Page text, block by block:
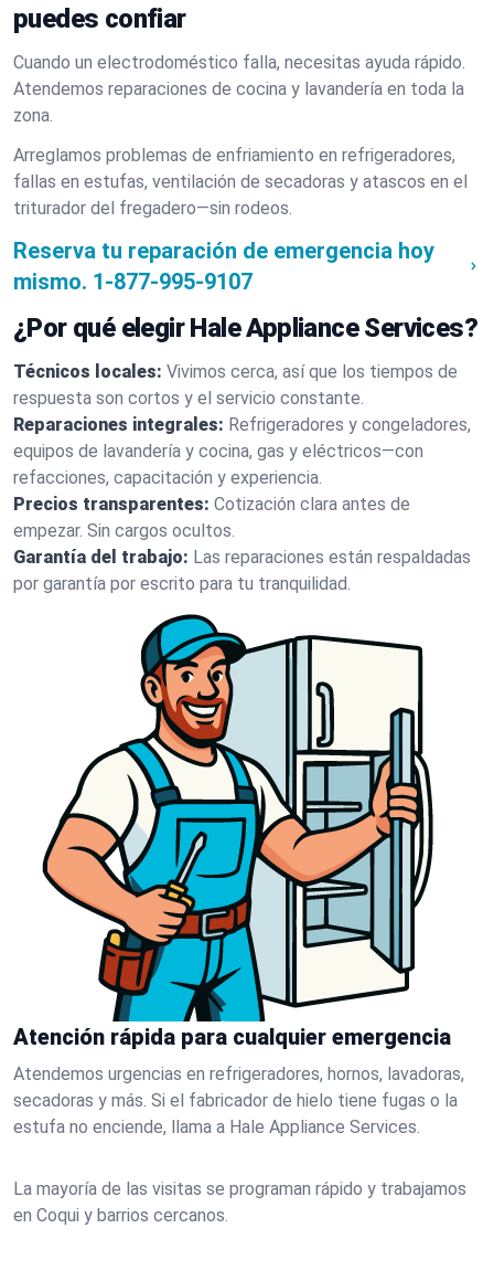
puedes confiar
Cuando un electrodoméstico falla, necesitas ayuda rápido.
Atendemos reparaciones de cocina y lavandería en toda la
zona.
Arreglamos problemas de enfriamiento en refrigeradores,
fallas en estufas, ventilación de secadoras y atascos en el
triturador del fregadero—sin rodeos.
Reserva tu reparación de emergencia hoy
mismo. 1-877-995-9107
¿Por qué elegir Hale Appliance Services?
Técnicos locales: Vivimos cerca, así que los tiempos de
respuesta son cortos y el servicio constante.
Reparaciones integrales: Refrigeradores y congeladores,
equipos de lavandería y cocina, gas y eléctricos—con
refacciones, capacitación y experiencia.
Precios transparentes: Cotización clara antes de
empezar. Sin cargos ocultos.
Garantía del trabajo: Las reparaciones están respaldadas
por garantía por escrito para tu tranquilidad.
Atención rápida para cualquier emergencia
Atendemos urgencias en refrigeradores, hornos, lavadoras,
secadoras y más. Si el fabricador de hielo tiene fugas o la
estufa no enciende, llama a Hale Appliance Services.
La mayoría de las visitas se programan rápido y trabajamos
en Coqui y barrios cercanos.